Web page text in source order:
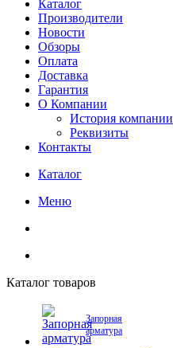
Каталог
Производители
Новости
Обзоры
Оплата
Доставка
Гарантия
О Компании
История компании
Реквизиты
Контакты
Каталог
Меню
Каталог товаров
Запорная
арматура